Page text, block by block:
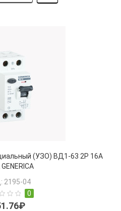
(УЗО) ВД1-63 2Р 16А
2195-04
0